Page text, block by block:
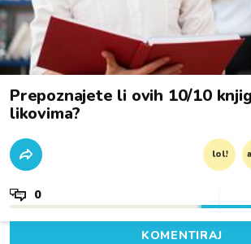
Prepoznajete li ovih 10/10
likovima?
lol!
0
KOMENTIRAJ